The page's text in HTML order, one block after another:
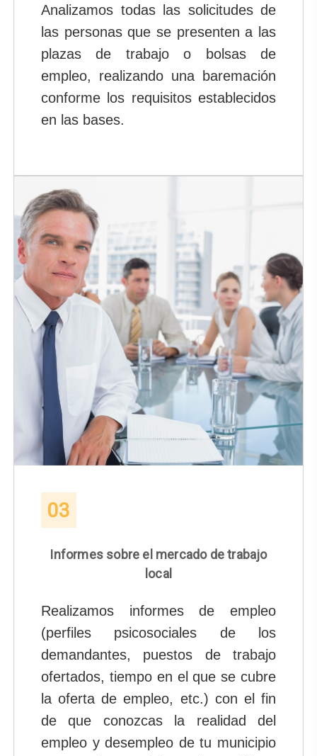
Analizamos todas las solicitudes de
las personas que se presenten a las
plazas de trabajo o bolsas de
empleo, realizando una baremación
conforme los requisitos establecidos
en las bases.
03
Informes sobre el mercado de trabajo
local
Realizamos informes de empleo
(perfiles psicosociales de los
demandantes, puestos de trabajo
ofertados, tiempo en el que se cubre
la oferta de empleo, etc.) con el fin
de que conozcas la realidad del
empleo y desempleo de tu municipio